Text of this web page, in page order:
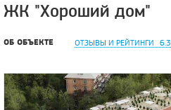
ЖК "Хороший дом"
ОБ ОБЪЕКТЕ ОТЗЫВЫ И РЕЙТИНГИ 6.3